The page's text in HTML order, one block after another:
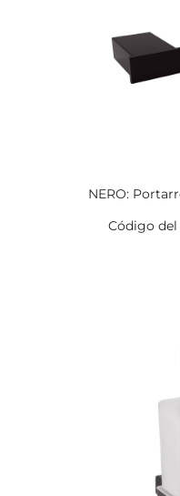
NERO:
Código del